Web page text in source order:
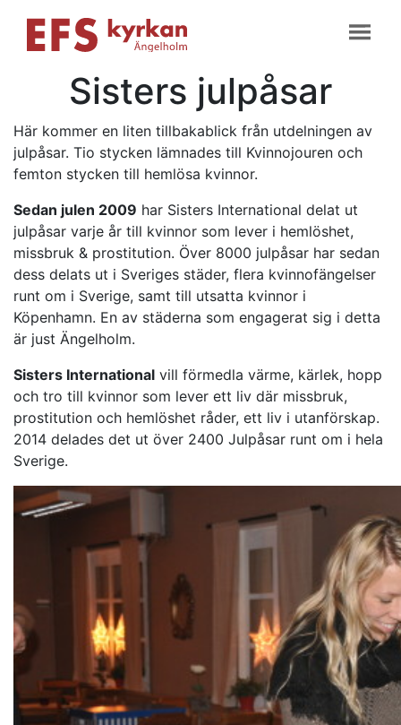
Sisters julpåsar
Här kommer en liten tillbakablick från utdelningen av
julpåsar. Tio stycken lämnades till Kvinnojouren och
femton stycken till hemlösa kvinnor.
Sedan julen 2009 har Sisters International delat ut
julpåsar varje år till kvinnor som lever i hemlöshet,
missbruk & prostitution. Över 8000 julpåsar har sedan
dess delats ut i Sveriges städer, flera kvinnofängelser
runt om i Sverige, samt till utsatta kvinnor i
Köpenhamn. En av städerna som engagerat sig i detta
är just Ängelholm.
Sisters International vill förmedla värme, kärlek, hopp
och tro till kvinnor som lever ett liv där missbruk,
prostitution och hemlöshet råder, ett liv i utanförskap.
2014 delades det ut över 2400 Julpåsar runt om i hela
Sverige.